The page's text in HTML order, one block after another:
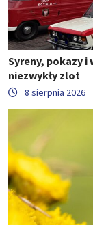
Syreny, pokazy i
niezwykły zlot
8 sierpnia 2026